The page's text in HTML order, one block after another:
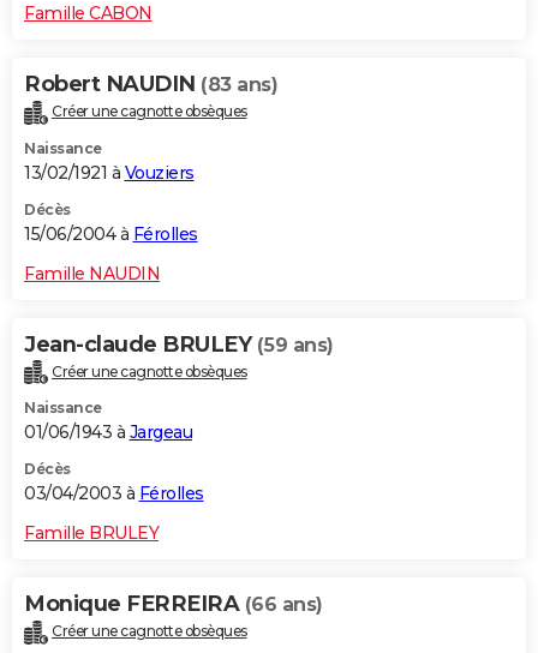
Famille CABON
Robert NAUDIN (83 ans)
Créer une cagnotte obsèques
Naissance
13/02/1921 à Vouziers
Décès
15/06/2004 à Férolles
Famille NAUDIN
Jean-claude BRULEY (59 ans)
Créer une cagnotte obsèques
Naissance
01/06/1943 à Jargeau
Décès
03/04/2003 à Férolles
Famille BRULEY
Monique FERREIRA (66 ans)
Créer une cagnotte obsèques